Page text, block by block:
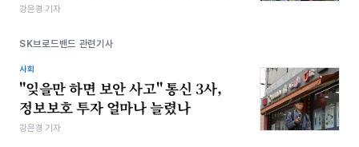
강은경 기자
SK브로드밴드 관련기사
사회
"잊을만 하면 보안 사고" 통신 3사,
정보보호 투자 얼마나 늘렸나
강은경 기자